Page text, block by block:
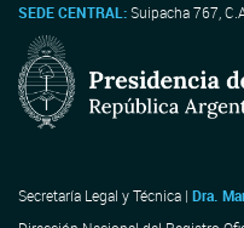
SEDE CENTRAL:Suipacha 767,
Secretaría Legal y Técnica | Dra.